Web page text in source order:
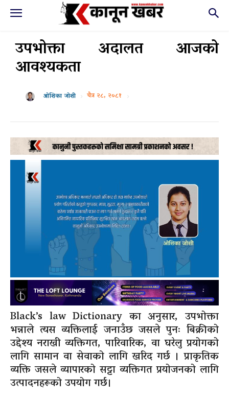
उपभोक्ता अदालत आजको
आवश्यकता
ओशिका जोशी चैत्र २८, २०८१
Black’s law Dictionary का अनुसार, उपभोक्ता
भन्नाले त्यस व्यक्तिलाई जनाउँछ जसले पुनः बिक्रीको
उद्देश्य नराखी व्यक्तिगत, पारिवारिक, वा घरेलु प्रयोगको
लागि सामान वा सेवाको लागि खरिद गर्छ । प्राकृतिक
व्यक्ति जसले व्यापारको सट्टा व्यक्तिगत प्रयोजनको लागि
उत्पादनहरूको उपयोग गर्छ।